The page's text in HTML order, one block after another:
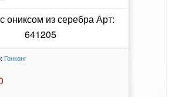
ониксом из серебра Арт:
641205
Гонконг